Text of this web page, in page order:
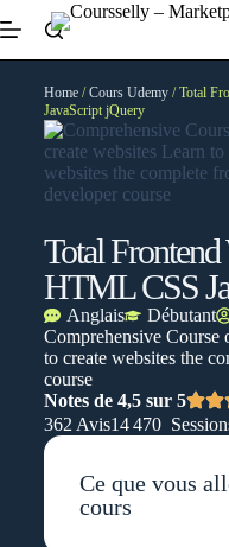
Home/Cours Udemy/ Total
JavaScript jQuery
Total Frontend
HTML CSS
Anglais Débutant
Comprehensive Course
to create websites the
course
Notes de 4,5 sur 5
362 Avis14 470
Ce que vous
cours